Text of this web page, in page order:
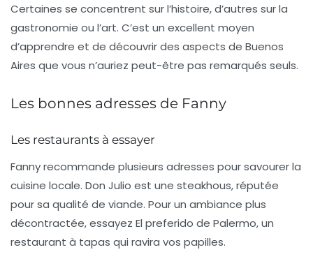
Certaines se concentrent sur l’histoire, d’autres sur la
gastronomie ou l’art. C’est un excellent moyen
d’apprendre et de découvrir des aspects de Buenos
Aires que vous n’auriez peut-être pas remarqués seuls.
Les bonnes adresses de Fanny
Les restaurants à essayer
Fanny recommande plusieurs adresses pour savourer la
cuisine locale. Don Julio est une steakhous, réputée
pour sa qualité de viande. Pour un ambiance plus
décontractée, essayez El preferido de Palermo, un
restaurant à tapas qui ravira vos papilles.